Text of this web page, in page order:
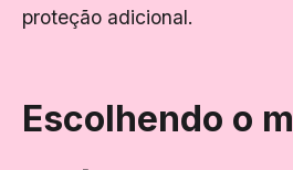
proteção adicional.
Escolhendo o